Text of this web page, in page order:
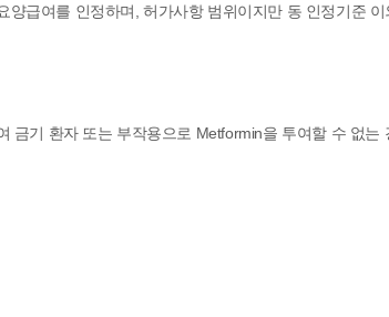
급여를 인정하며, 허가사항 범위이지만 동 인정기준
기 환자 또는 부작용으로 Metformin을 투여할 수 없는